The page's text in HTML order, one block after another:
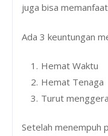
juga bisa
Ada 3 keuntungan
Hemat Waktu
Hemat Tenaga
Turut
Setelah menempuh